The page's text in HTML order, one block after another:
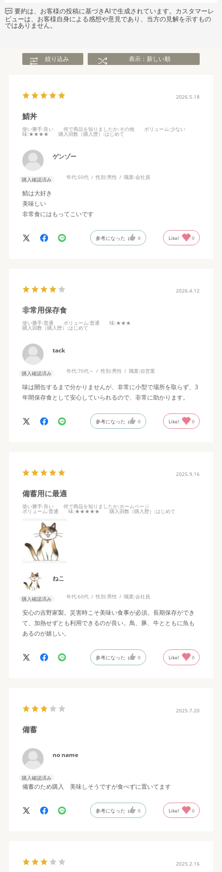
要約は、お客様の投稿に基づきAIで生成されています。カスタマーレ
ビューは、お客様自身による感想や意見であり、当方の見解を示すもの
ではありません。
絞り込み 表示：新しい順
2026.5.18
鯖丼
使い勝手:良い 何で商品を知りましたか:その他 ボリューム:少ない
味:★★★★ 購入回数（購入歴） :はじめて
ゲンゾー
購入確認済み 年代:50代 性別:男性 職業:会社員
鯖は大好き
美味しい
非常食にはもってこいです
参考になった 0 Like! 0
2026.4.12
非常用保存食
使い勝手:普通 ボリューム:普通 味:★★★
購入回数（購入歴） :はじめて
tack
購入確認済み 年代:70代～ 性別:男性 職業:自営業
味は開缶するまで分かりませんが、非常に小型で場所を取らず、3
年間保存食として安心していられるので、非常に助かります。
参考になった 0 Like! 0
2025.9.16
備蓄用に最適
使い勝手:良い 何で商品を知りましたか:ホームページ
ボリューム:普通 味:★★★★★ 購入回数（購入歴） :はじめて
ねこ
購入確認済み 年代:60代 性別:男性 職業:会社員
安心の吉野家製。災害時こそ美味い食事が必須。長期保存ができ
て、加熱せずとも利用できるのが良い。鳥、豚、牛とともに魚も
あるのが嬉しい。
参考になった 0 Like! 0
2025.7.20
備蓄
no name
購入確認済み
備蓄のため購入 美味しそうですが食べずに置いてます
参考になった 0 Like! 0
2025.2.16